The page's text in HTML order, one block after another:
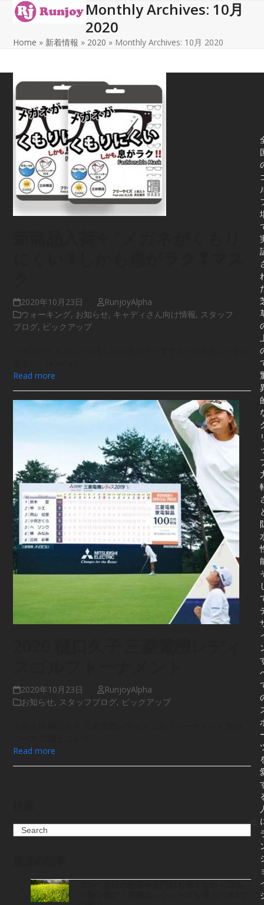
Open
mobile
menu
Close
mobile
menu
Monthly Archives: 10月
2020
Home » 新着情報 » 2020 » Monthly Archives: 10月 2020
2020年10月23日
RunjoyAlpha
ウォーキング, お知らせ, キャディさん向け情報, スタッフ
ブログ, ピックアップ
Read more
2020年10月23日
RunjoyAlpha
お知らせ, スタッフブログ, ピックアップ
Read more
Search